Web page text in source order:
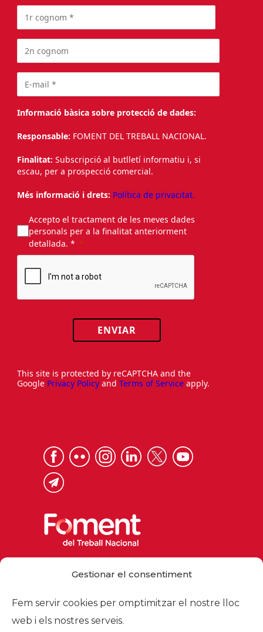
Gestionar el consentiment
Fem servir cookies per omptimitzar el nostre lloc
web i els nostres serveis.
Informació bàsica sobre protecció de dades:
Responsable: FOMENT DEL TREBALL NACIONAL.
Finalitat: Subscripció al butlletí informatiu i, si
escau, per a prospecció comercial.
Més informació i drets: Política de privacitat.
Accepto el tractament de les meves dades
personals per a la finalitat anteriorment
detallada. *
ENVIAR
This site is protected by reCAPTCHA and the
Google Privacy Policy and Terms of Service apply.
foment@foment.com